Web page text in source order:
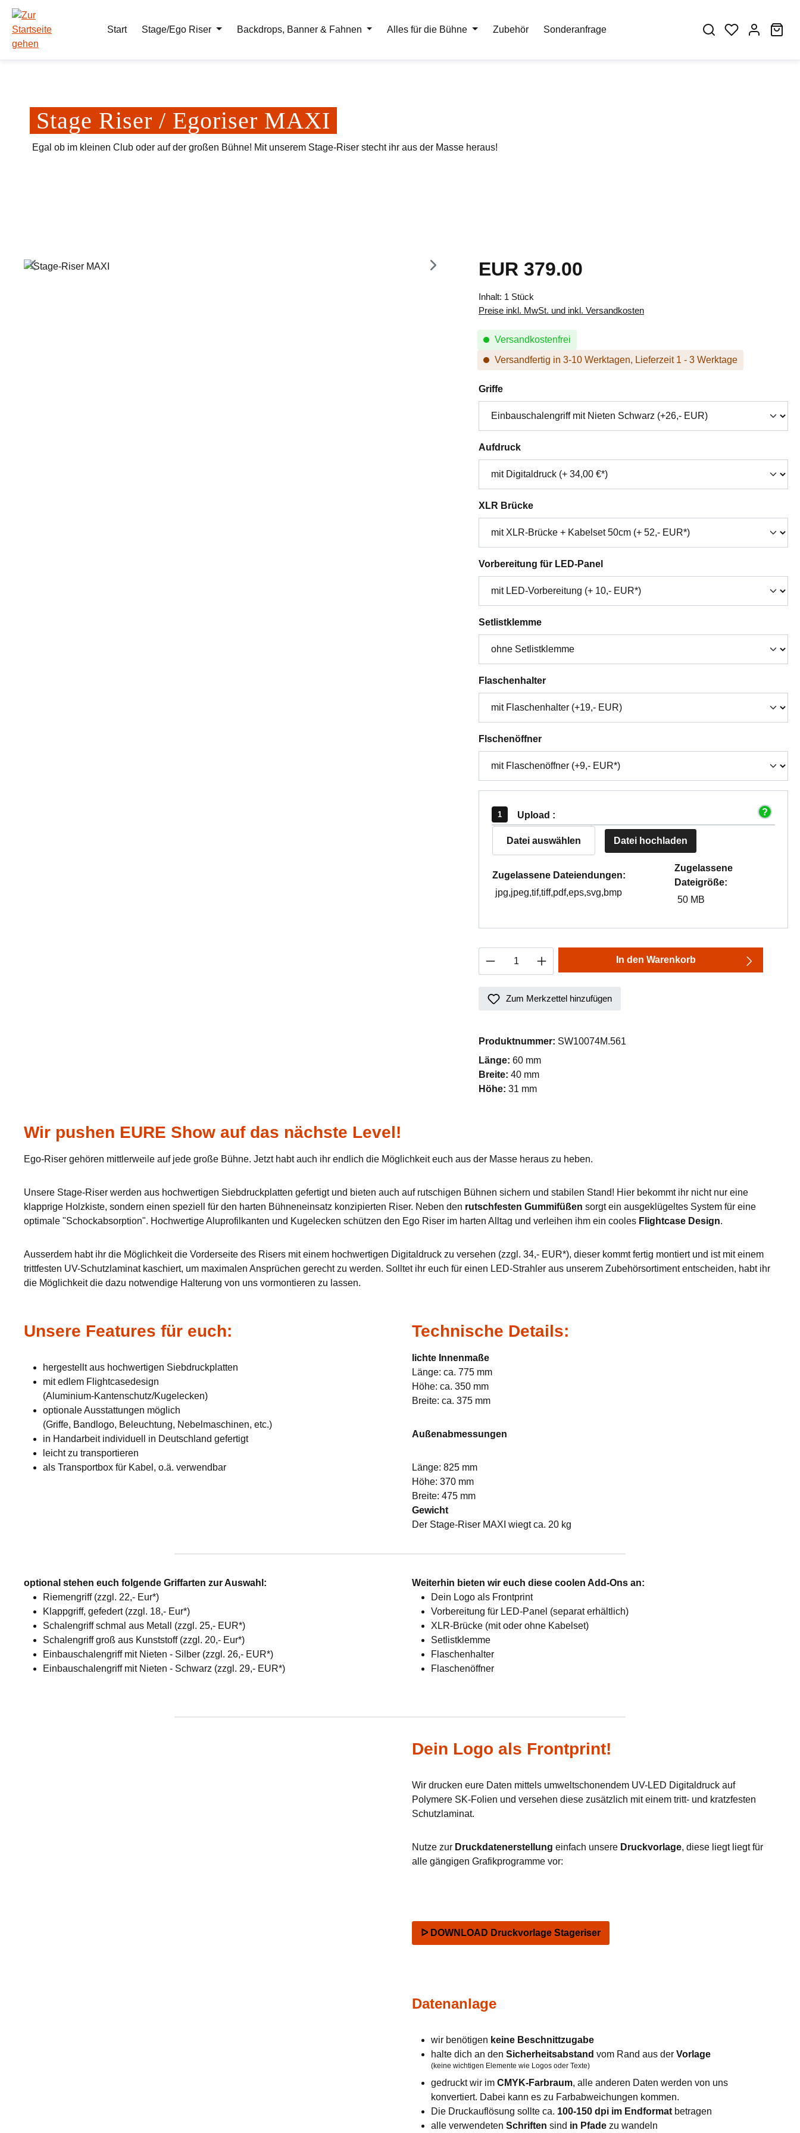
Hauptinhalt springen
Zur Suche springen
Zur Hauptnavigation springen
Start
Stage/Ego Riser Backdrops, Banner & Fahnen Alles für die Bühne Zubehör Sonderanfrage
Stage Riser / Egoriser MAXI
Egal ob im kleinen Club oder auf der großen Bühne! Mit unserem Stage-Riser stecht ihr aus der Masse heraus!
Bildergalerie überspringen Regulärer Preis:
EUR 379.00
Inhalt: 1 Stück
Preise inkl. MwSt. und inkl. Versandkosten
Versandkostenfrei
Versandfertig in 3-10 Werktagen, Lieferzeit 1 - 3 Werktage
Griffeauswählen
Aufdruckauswählen
XLR Brückeauswählen
Vorbereitung für LED-Panelauswählen
Setlistklemmeauswählen
Flaschenhalterauswählen
Flschenöffnerauswählen
Upload :
Datei auswählen Datei hochladen
Zugelassene Dateiendungen:
jpg,jpeg,tif,tiff,pdf,eps,svg,bmp
Zugelassene
Dateigröße:
50 MB
Produkt Anzahl: Gib den gewünschten Wert ein
In den Warenkorb
Zum Merkzettel hinzufügen
Produktnummer: SW10074M.561
Länge: 60 mm
Breite: 40 mm
Höhe: 31 mm
Wir pushen EURE Show auf das nächste Level!
Ego-Riser gehören mittlerweile auf jede große Bühne. Jetzt habt auch ihr endlich die Möglichkeit euch aus der Masse heraus zu heben.
Unsere Stage-Riser werden aus hochwertigen Siebdruckplatten gefertigt und bieten auch auf rutschigen Bühnen sichern und stabilen Stand! Hier bekommt ihr nicht nur eine
klapprige Holzkiste, sondern einen speziell für den harten Bühneneinsatz konzipierten Riser. Neben den rutschfesten Gummifüßen sorgt ein ausgeklügeltes System für eine
optimale "Schockabsorption". Hochwertige Aluprofilkanten und Kugelecken schützen den Ego Riser im harten Alltag und verleihen ihm ein cooles Flightcase Design.
Ausserdem habt ihr die Möglichkeit die Vorderseite des Risers mit einem hochwertigen Digitaldruck zu versehen (zzgl. 34,- EUR*), dieser kommt fertig montiert und ist mit einem
trittfesten UV-Schutzlaminat kaschiert, um maximalen Ansprüchen gerecht zu werden. Solltet ihr euch für einen LED-Strahler aus unserem Zubehörsortiment entscheiden, habt ihr
die Möglichkeit die dazu notwendige Halterung von uns vormontieren zu lassen.
Unsere Features für euch:
hergestellt aus hochwertigen Siebdruckplatten
mit edlem Flightcasedesign
(Aluminium-Kantenschutz/Kugelecken)
optionale Ausstattungen möglich
(Griffe, Bandlogo, Beleuchtung, Nebelmaschinen, etc.)
in Handarbeit individuell in Deutschland gefertigt
leicht zu transportieren
als Transportbox für Kabel, o.ä. verwendbar
Technische Details:
lichte Innenmaße
Länge: ca. 775 mm
Höhe: ca. 350 mm
Breite: ca. 375 mm
Außenabmessungen
Länge: 825 mm
Höhe: 370 mm
Breite: 475 mm
Gewicht
Der Stage-Riser MAXI wiegt ca. 20 kg
optional stehen euch folgende Griffarten zur Auswahl:
Riemengriff (zzgl. 22,- Eur*)
Klappgriff, gefedert (zzgl. 18,- Eur*)
Schalengriff schmal aus Metall (zzgl. 25,- EUR*)
Schalengriff groß aus Kunststoff (zzgl. 20,- Eur*)
Einbauschalengriff mit Nieten - Silber (zzgl. 26,- EUR*)
Einbauschalengriff mit Nieten - Schwarz (zzgl. 29,- EUR*)
Weiterhin bieten wir euch diese coolen Add-Ons an:
Dein Logo als Frontprint
Vorbereitung für LED-Panel (separat erhältlich)
XLR-Brücke (mit oder ohne Kabelset)
Setlistklemme
Flaschenhalter
Flaschenöffner
Dein Logo als Frontprint!
Wir drucken eure Daten mittels umweltschonendem UV-LED Digitaldruck auf
Polymere SK-Folien und versehen diese zusätzlich mit einem tritt- und kratzfesten
Schutzlaminat.
Nutze zur Druckdatenerstellung einfach unsere Druckvorlage, diese liegt liegt für
alle gängigen Grafikprogramme vor:
ᐅ DOWNLOAD Druckvorlage Stageriser
Datenanlage
wir benötigen keine Beschnittzugabe
halte dich an den Sicherheitsabstand vom Rand aus der Vorlage
(keine wichtigen Elemente wie Logos oder Texte)
gedruckt wir im CMYK-Farbraum, alle anderen Daten werden von uns
konvertiert. Dabei kann es zu Farbabweichungen kommen.
Die Druckauflösung sollte ca. 100-150 dpi im Endformat betragen
alle verwendeten Schriften sind in Pfade zu wandeln